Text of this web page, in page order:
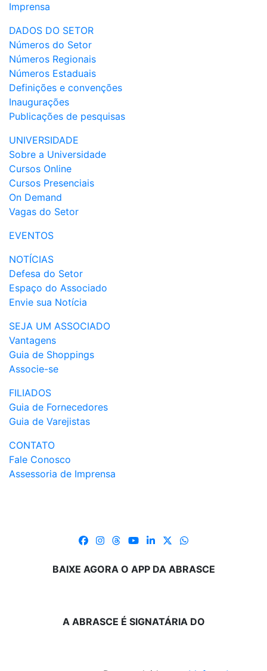
Imprensa
DADOS DO SETOR
Números do Setor
Números Regionais
Números Estaduais
Definições e convenções
Inaugurações
Publicações de pesquisas
UNIVERSIDADE
Sobre a Universidade
Cursos Online
Cursos Presenciais
On Demand
Vagas do Setor
EVENTOS
NOTÍCIAS
Defesa do Setor
Espaço do Associado
Envie sua Notícia
SEJA UM ASSOCIADO
Vantagens
Guia de Shoppings
Associe-se
FILIADOS
Guia de Fornecedores
Guia de Varejistas
CONTATO
Fale Conosco
Assessoria de Imprensa
BAIXE AGORA O APP DA ABRASCE
A ABRASCE É SIGNATÁRIA DO